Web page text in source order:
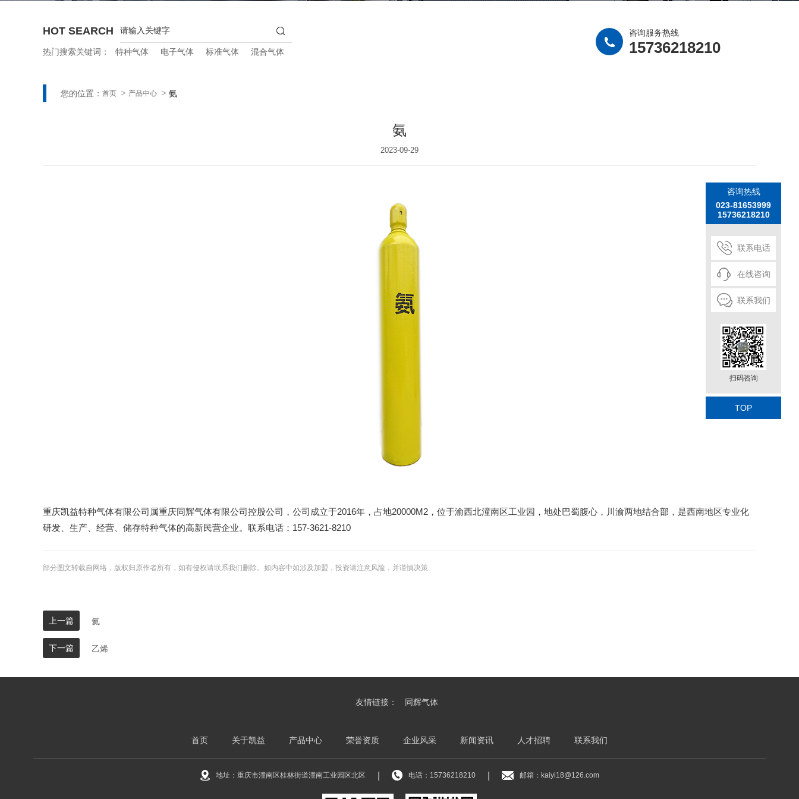
咨询服务热线
15736218210
HOT SEARCH
热门搜索关键词： 特种气体 电子气体 标准气体 混合气体
您的位置： 首页 产品中心 氨
氨
2023-09-29
重庆凯益特种气体有限公司属重庆同辉气体有限公司控股公司，公司成立于2016年，占地20000M2，位于渝西北潼南区工业园，地处巴蜀腹心，川渝两地结合部，是西南地区专业化
研发、生产、经营、储存特种气体的高新民营企业。联系电话：157-3621-8210
部分图文转载自网络，版权归原作者所有，如有侵权请联系我们删除。如内容中如涉及加盟，投资请注意风险，并谨慎决策
上一篇 氦
下一篇 乙烯
友情链接： 同辉气体
首页 关于凯益 产品中心 荣誉资质 企业风采 新闻资讯 人才招聘 联系我们
地址：重庆市潼南区桂林街道潼南工业园区北区 电话：15736218210 邮箱：kaiyi18@126.com
咨询热线
023-81653999
15736218210
联系电话
在线咨询
联系我们
扫码咨询
TOP